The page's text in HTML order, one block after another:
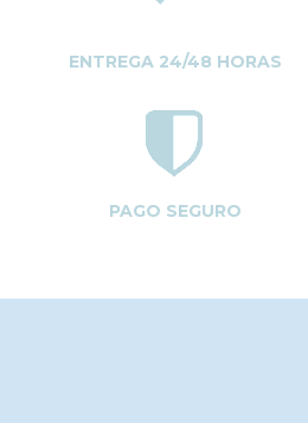
ENTREGA 24/48 HORAS
PAGO SEGURO